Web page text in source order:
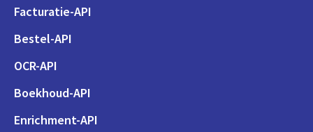
Facturatie-API
Bestel-API
OCR-API
Boekhoud-API
Enrichment-API